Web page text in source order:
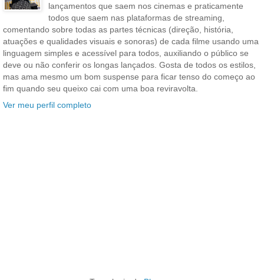
lançamentos que saem nos cinemas e praticamente
todos que saem nas plataformas de streaming,
comentando sobre todas as partes técnicas (direção, história,
atuações e qualidades visuais e sonoras) de cada filme usando uma
linguagem simples e acessível para todos, auxiliando o público se
deve ou não conferir os longas lançados. Gosta de todos os estilos,
mas ama mesmo um bom suspense para ficar tenso do começo ao
fim quando seu queixo cai com uma boa reviravolta.
Ver meu perfil completo